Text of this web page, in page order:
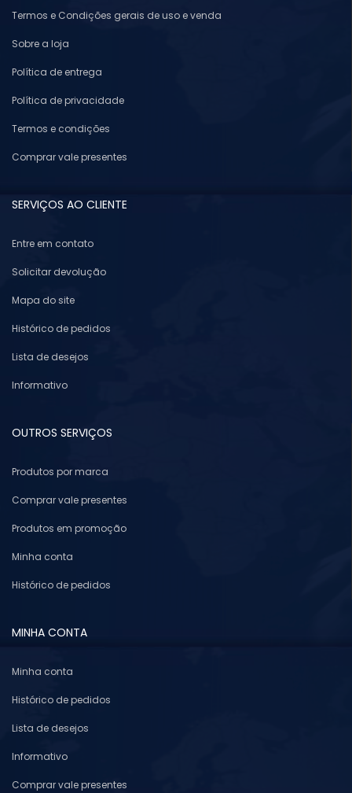
Termos e Condições gerais de uso e venda
Sobre a loja
Política de entrega
Política de privacidade
Termos e condições
Comprar vale presentes
SERVIÇOS AO CLIENTE
Entre em contato
Solicitar devolução
Mapa do site
Histórico de pedidos
Lista de desejos
Informativo
OUTROS SERVIÇOS
Produtos por marca
Comprar vale presentes
Produtos em promoção
Minha conta
Histórico de pedidos
MINHA CONTA
Minha conta
Histórico de pedidos
Lista de desejos
Informativo
Comprar vale presentes